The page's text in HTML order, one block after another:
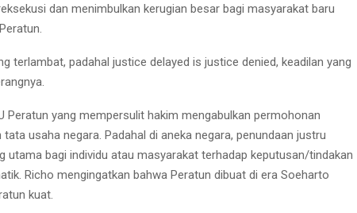
dan menimbulkan kerugian besar bagi masyarakat baru
terlambat, padahal justice delayed is justice denied, keadilan yang
Peratun yang mempersulit hakim mengabulkan permohonan
usaha negara. Padahal di aneka negara, penundaan justru
utama bagi individu atau masyarakat terhadap keputusan/tindakan
Richo mengingatkan bahwa Peratun dibuat di era Soeharto
kuat.